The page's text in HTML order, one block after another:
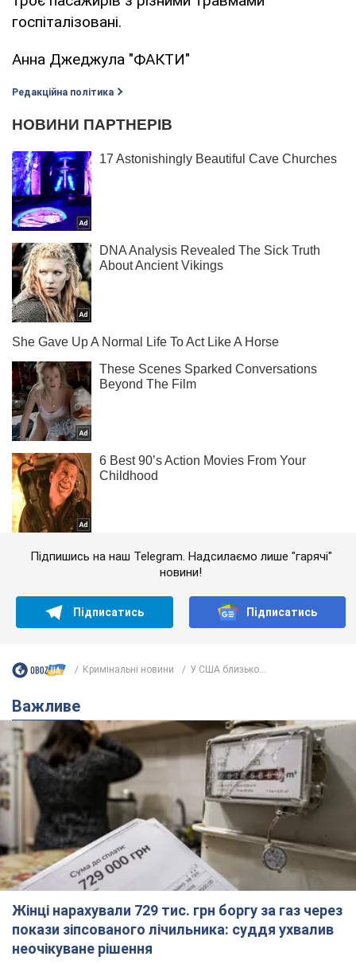
госпіталізовані.
Анна Джеджула "ФАКТИ"
Редакційна політика
Підпишись на наш Telegram. Надсилаємо лише "гарячі"
новини!
Підписатись Підписатись
Кримінальні новини У США близько...
Важливе
Жінці нарахували 729 тис. грн боргу за газ через
покази зіпсованого лічильника: суддя ухвалив
неочікуване рішення